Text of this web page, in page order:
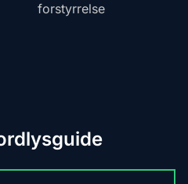
forstyrrelse